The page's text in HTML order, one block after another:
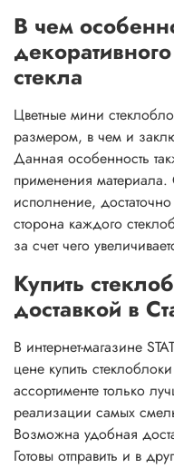
В чем
стекла
Цветные мини
размером, в чем и
Данная особенность
применения материала.
исполнение,
сторона каждого
за счет чего
Купить
доставкой в
В интернет-магазине
цене купить
ассортименте только
реализации самых
Возможна удобная
Готовы отправить и в